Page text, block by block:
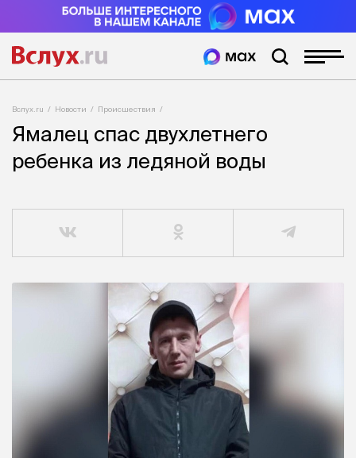
Вслух.ru Новости Происшествия
Ямалец спас двухлетнего
ребенка из ледяной воды